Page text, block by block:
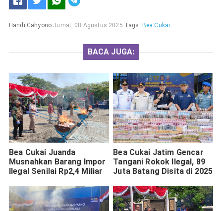
Handi Cahyono Jumat, 08 Agustus 2025 Tags: Bea Cukai
BACA JUGA:
Bea Cukai Juanda
Musnahkan Barang Impor
Ilegal Senilai Rp2,4 Miliar
Bea Cukai Jatim Gencar
Tangani Rokok Ilegal, 89
Juta Batang Disita di 2025